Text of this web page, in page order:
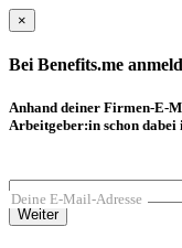
×
Bei Benefits.me
Anhand deiner Firmen-E-
Arbeitgeber:in schon dabei
Deine E-Mail-Adresse
Weiter